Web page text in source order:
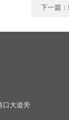
下一篇：
口大道旁